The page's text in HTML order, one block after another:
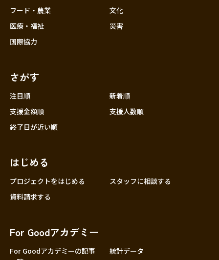
中国
フード・農業
医療・福祉
国際協力
文化
災害
さがす
注目順
新着順
支援金額順
支援人数順
終了日が近い順
はじめる
プロジェクトをはじめる
スタッフに相談する
資料請求する
For Goodアカデミー
For Goodアカデミーの記事
統計データ